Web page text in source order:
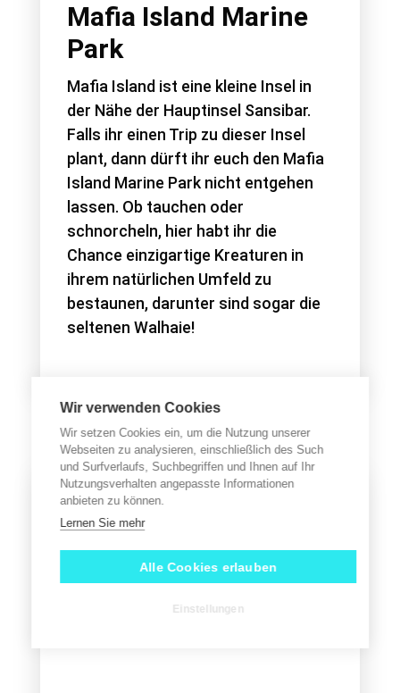
Mafia Island Marine
Park
Mafia Island ist eine kleine Insel in
der Nähe der Hauptinsel Sansibar.
Falls ihr einen Trip zu dieser Insel
plant, dann dürft ihr euch den Mafia
Island Marine Park nicht entgehen
lassen. Ob tauchen oder
schnorcheln, hier habt ihr die
Chance einzigartige Kreaturen in
ihrem natürlichen Umfeld zu
bestaunen, darunter sind sogar die
seltenen Walhaie!
Wir verwenden Cookies
Wir setzen Cookies ein, um die Nutzung unserer
Webseiten zu analysieren, einschließlich des Such
und Surfverlaufs, Suchbegriffen und Ihnen auf Ihr
Nutzungsverhalten angepasste Informationen
anbieten zu können.
Lernen Sie mehr
Alle Cookies erlauben
Einstellungen